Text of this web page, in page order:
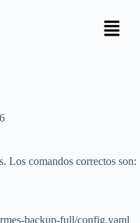
Los comandos correctos son:
backup-full/config.yaml